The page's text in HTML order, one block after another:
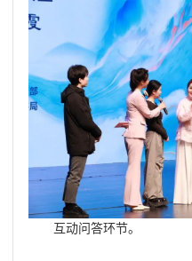
互动问答环节。